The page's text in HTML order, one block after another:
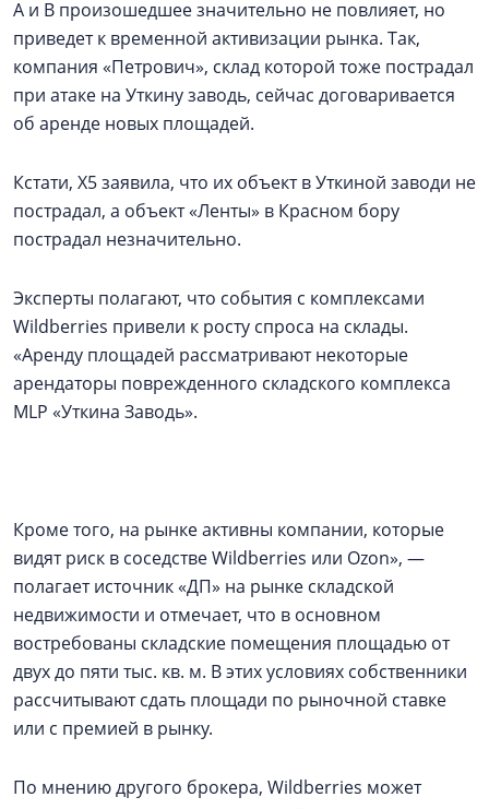
А и В произошедшее значительно не повлияет, но
приведет к временной активизации рынка. Так,
компания «Петрович», склад которой тоже пострадал
при атаке на Уткину заводь, сейчас договаривается
об аренде новых площадей.
Кстати, Х5 заявила, что их объект в Уткиной заводи не
пострадал, а объект «Ленты» в Красном бору
пострадал незначительно.
Эксперты полагают, что события с комплексами
Wildberries привели к росту спроса на склады.
«Аренду площадей рассматривают некоторые
арендаторы поврежденного складского комплекса
MLP «Уткина Заводь».
Кроме того, на рынке активны компании, которые
видят риск в соседстве Wildberries или Ozon», —
полагает источник «ДП» на рынке складской
недвижимости и отмечает, что в основном
востребованы складские помещения площадью от
двух до пяти тыс. кв. м. В этих условиях собственники
рассчитывают сдать площади по рыночной ставке
или с премией в рынку.
По мнению другого брокера, Wildberries может